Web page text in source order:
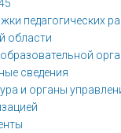
педагогических
области
сведения
и органы